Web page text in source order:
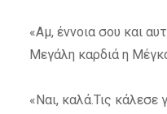
«Αμ, έννοια σου και
Μεγάλη καρδιά η
«Ναι, καλά.Τις κάλεσε